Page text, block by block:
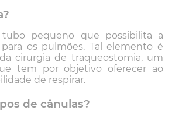
pequeno que possibilita a
os pulmões. Tal elemento é
cirurgia de traqueostomia, um
tem por objetivo oferecer ao
de respirar.
de cânulas?